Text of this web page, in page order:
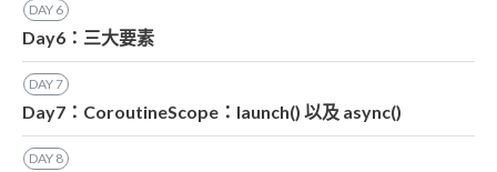
DAY 6
Day6：三大要素
DAY7
Day7：CoroutineScope：launch() 以及 async()
DAY 8